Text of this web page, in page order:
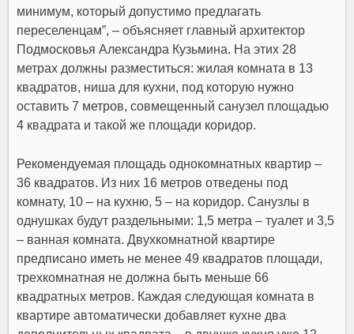
минимум, который допустимо предлагать
переселенцам”, – объясняет главный архитектор
Подмосковья Александра Кузьмина. На этих 28
метрах должны разместиться: жилая комната в 13
квадратов, ниша для кухни, под которую нужно
оставить 7 метров, совмещенный санузел площадью
4 квадрата и такой же площади коридор.
Рекомендуемая площадь однокомнатных квартир –
36 квадратов. Из них 16 метров отведены под
комнату, 10 – на кухню, 5 – на коридор. Санузлы в
однушках будут раздельными: 1,5 метра – туалет и 3,5
– ванная комната. Двухкомнатной квартире
предписано иметь не менее 49 квадратов площади,
трехкомнатная не должна быть меньше 66
квадратных метров. Каждая следующая комната в
квартире автоматически добавляет кухне два